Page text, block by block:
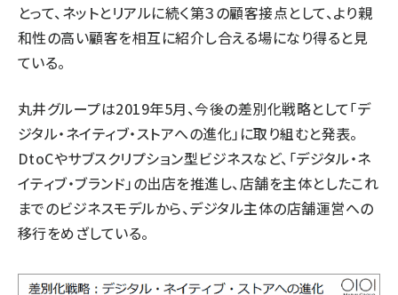
とって、ネットとリアルに続く第３の顧客接点として、より親
和性の高い顧客を相互に紹介し合える場になり得ると見
ている。
丸井グループは2019年5月、今後の差別化戦略として「デ
ジタル・ネイティブ・ストアへの進化」に取り組むと発表。
DtoCやサブスクリプション型ビジネスなど、「デジタル・ネ
イティブ・ブランド」の出店を推進し、店舗を主体としたこれ
までのビジネスモデルから、デジタル主体の店舗運営への
移行をめざしている。